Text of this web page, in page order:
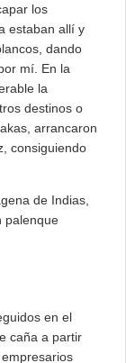
los
estaban allí y
dando
mí. En la
la
destinos o
arrancaron
consiguiendo
de Indias,
palenque
en el
caña a partir